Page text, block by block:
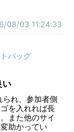
08/03 11:24:33
バッグ
い
れ、参加者側
を入れれば長
また他のサイ
助かってい